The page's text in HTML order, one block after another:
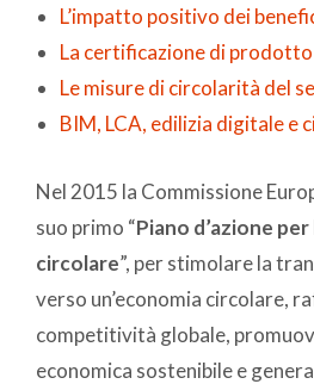
L’impatto positivo dei
La certificazione di
Le misure di circolarità del
BIM, LCA, edilizia digitale e
Nel 2015 la Commissione
suo primo “Piano d’azione
circolare”, per stimolare la
verso un’economia circolare,
competitività globale,
economica sostenibile e